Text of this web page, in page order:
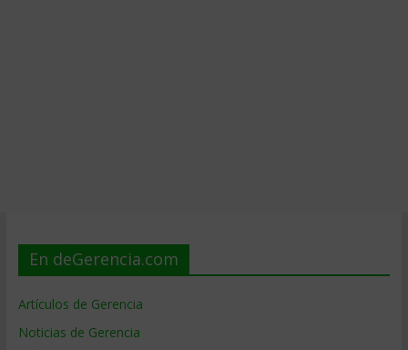
En deGerencia.com
Artículos de Gerencia
Noticias de Gerencia